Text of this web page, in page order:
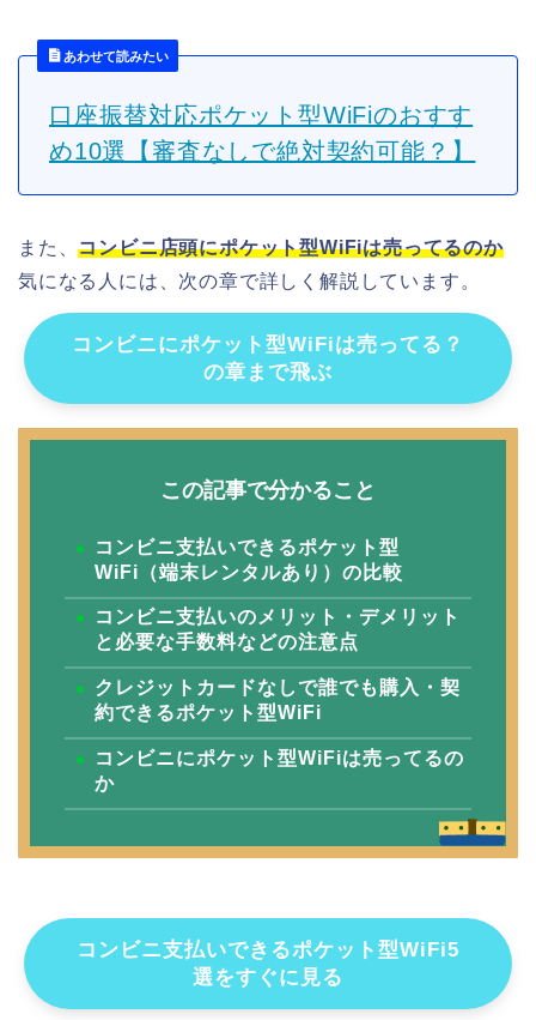
あわせて読みたい
口座振替対応ポケット型WiFiのおすす
め10選【審査なしで絶対契約可能？】
また、コンビニ店頭にポケット型WiFiは売ってるのか
気になる人には、次の章で詳しく解説しています。
コンビニにポケット型WiFiは売ってる？
の章まで飛ぶ
この記事で分かること
コンビニ支払いできるポケット型
WiFi（端末レンタルあり）の比較
コンビニ支払いのメリット・デメリット
と必要な手数料などの注意点
クレジットカードなしで誰でも購入・契
約できるポケット型WiFi
コンビニにポケット型WiFiは売ってるの
か
コンビニ支払いできるポケット型WiFi5
選をすぐに見る